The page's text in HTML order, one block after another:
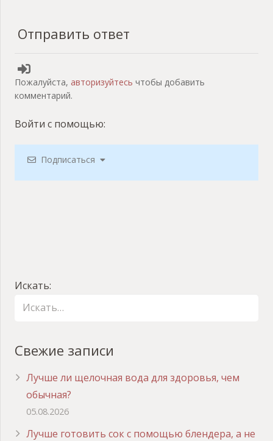
Отправить ответ
Пожалуйста, авторизуйтесь чтобы добавить
комментарий.
Войти с помощью:
Подписаться
Искать:
Свежие записи
Лучше ли щелочная вода для здоровья, чем
обычная?
05.08.2026
Лучше готовить сок с помощью блендера, а не